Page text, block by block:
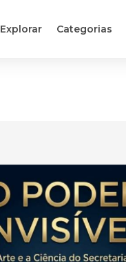
Explorar Categorias